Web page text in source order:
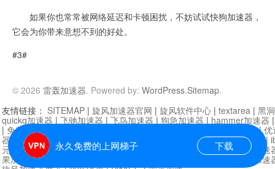
如果你也常常被网络延迟和卡顿困扰，不妨试试快狗加速器，
它会为你带来意想不到的好处。
#3#
© 2026 雷轰加速器. Powered by: WordPress.Sitemap.
永久免费的上网梯子 下载
友情链接： SITEMAP | 旋风加速器官网 | 旋风软件中心 | textarea | 黑
quickq加速器 | 飞驰加速器 | 飞鸟加速器 | 狗急加速器 | hammer加速器
| 免费vqn加速外网 迷雾通|优
器| 快柠檬加速器 |黑洞加速 |falemon 快橙加速器|anycast加速器 |
元机场加速器 |一元机场|老王加速器 | 白石山|
小牛加速
果加速器|黑洞加速
芒果加速